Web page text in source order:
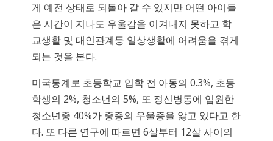
게 예전 상태로 되돌아 갈 수 있지만 어떤 아이들
은 시간이 지나도 우울감을 이겨내지 못하고 학
교생활 및 대인관계등 일상생활에 어려움을 겪게
되는 것을 본다.
미국통계로 초등학교 입학 전 아동의 0.3%, 초등
학생의 2%, 청소년의 5%, 또 정신병동에 입원한
청소년중 40%가 중증의 우울증을 앓고 있다고 한
다. 또 다른 연구에 따르면 6살부터 12살 사이의